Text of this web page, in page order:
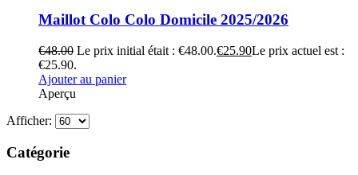
Maillot Colo Colo Domicile 2025/2026
€48.00 Le prix initial était : €48.00.€25.90Le prix actuel est :
€25.90.
Ajouter au panier
Aperçu
Afficher:
Catégorie